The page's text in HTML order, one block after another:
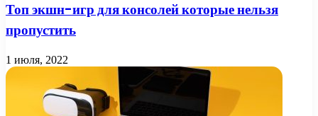
Топ экшн-игр для консолей которые нельзя
пропустить
1 июля, 2022